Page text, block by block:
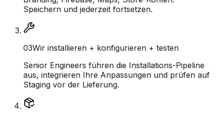
Speichern und jederzeit fortsetzen.
03Wir installieren + konfigurieren + testen
Senior Engineers führen die Installations-Pipeline
aus, integrieren Ihre Anpassungen und prüfen auf
Staging vor der Lieferung.